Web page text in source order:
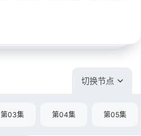
切换节点
第03集 第04集 第05集